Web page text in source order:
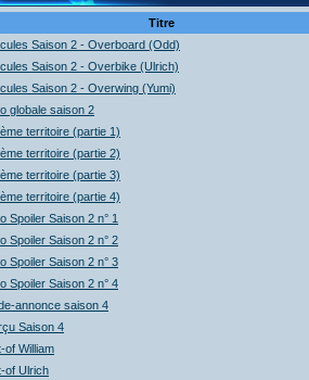
Titre
Saison 2 - Overboard (Odd)
Saison 2 - Overbike (Ulrich)
Saison 2 - Overwing (Yumi)
globale saison 2
territoire (partie 1)
territoire (partie 2)
territoire (partie 3)
territoire (partie 4)
Spoiler Saison 2 n° 1
Spoiler Saison 2 n° 2
Spoiler Saison 2 n° 3
Spoiler Saison 2 n° 4
annonce saison 4
Saison 4
of William
of Ulrich